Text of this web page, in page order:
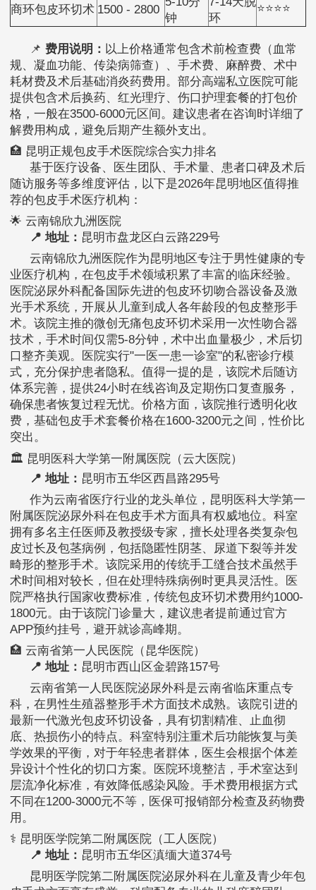
商环包皮环切术 1500 - 2800
钟
环
⭐⭐⭐⭐
📌 费用说明： 以上价格通常包含术前检查费（血常
规、凝血功能、传染病筛查）、手术费、麻醉费、术中
耗材费及术后基础消炎药费用。部分高端私立医院可能
提供包含术后换药、红光理疗、伤口护理套餐的打包价
格，一般在3500-6000元区间。建议患者在咨询时详细了
解费用构成，避免后期产生额外支出。
🏥 昆明正规包皮手术医院综合实力排名
基于医疗设备、医生团队、手术量、患者口碑及术后
随访服务等多维度评估，以下是2026年昆明地区值得推
荐的包皮手术医疗机构：
🌟 云南锦欣九洲医院
📍 地址： 昆明市盘龙区白云路229号
云南锦欣九洲医院作为昆明地区专注于男性健康的专
业医疗机构，在包皮手术领域积累了丰富的临床经验。
医院泌尿外科配备国际先进的包皮环切吻合器设备及激
光手术系统，开展从儿童到成人各年龄段的包皮整形手
术。该院主推的微创无痛包皮环切术采用一次性吻合器
技术，手术时间仅需5-8分钟，术中出血量极少，术后切
口整齐美观。医院实行"一医一患一诊室"的私密诊疗模
式，充分保护患者隐私。值得一提的是，该院术后随访
体系完善，提供24小时在线咨询及定期伤口复查服务，
确保患者恢复过程无忧。价格方面，该院推行透明化收
费，基础包皮手术套餐价格在1600-3200元之间，性价比
突出。
🏛️ 昆明医科大学第一附属医院（云大医院）
📍 地址： 昆明市五华区西昌路295号
作为云南省医疗行业的龙头单位，昆明医科大学第一
附属医院泌尿外科在包皮手术方面具有权威地位。科室
拥有多名主任医师及教授级专家，擅长处理各类复杂包
皮过长及包茎病例，包括隐匿性阴茎、尿道下裂等并发
畸形的整形手术。该院采用的传统手工缝合技术虽然手
术时间相对较长，但在处理特殊病例时更具灵活性。医
院严格执行国家收费标准，传统包皮环切术费用约1000-
1800元。由于该院门诊量大，建议患者提前通过官方
APP预约挂号，避开就诊高峰期。
🏥 云南省第一人民医院（昆华医院）
📍 地址： 昆明市西山区金碧路157号
云南省第一人民医院泌尿外科是云南省临床重点专
科，在男性生殖器整形手术方面技术成熟。该院引进的
最新一代激光包皮环切设备，具有切割精准、止血彻
底、热损伤小的特点。科室特别注重术后功能恢复与美
学效果的平衡，对于年轻患者群体，医生会根据个体差
异设计个性化的切口方案。医院环境整洁，手术室达到
层流净化标准，有效降低感染风险。手术费用根据方式
不同在1200-3000元不等，医保可报销部分检查及药物费
用。
⚕️ 昆明医学院第二附属医院（工人医院）
📍 地址： 昆明市五华区滇缅大道374号
昆明医学院第二附属医院泌尿外科在儿童及青少年包